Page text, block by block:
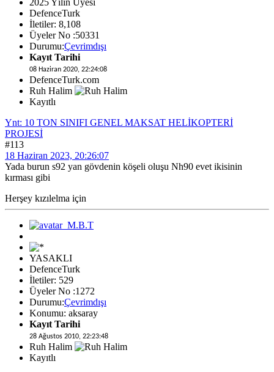
DefenceTurk
İletiler: 8,108
Üyeler No :50331
Durumu:Çevrimdışı
Kayıt Tarihi
08 Haziran 2020, 22:24:08
DefenceTurk.com
Ruh Halim
Kayıtlı
Ynt: 10 TON SINIFI GENEL MAKSAT HELİKOPTERİ
PROJESİ
#113
18 Haziran 2023, 20:26:07
Yada burun s92 yan gövdenin köşeli oluşu Nh90 evet ikisinin
kırması gibi
Herşey kızılelma için
YASAKLI
DefenceTurk
İletiler: 529
Üyeler No :1272
Durumu:Çevrimdışı
Konumu: aksaray
Kayıt Tarihi
28 Ağustos 2010, 22:23:48
Ruh Halim
Kayıtlı